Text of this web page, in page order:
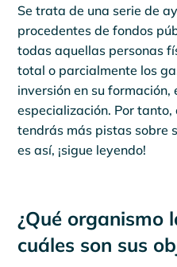
Se trata de una serie de
procedentes de fondos
todas aquellas personas
total o parcialmente los
inversión en su
especialización. Por
tendrás más pistas sobre
es así, ¡sigue leyendo!
¿Qué organismo
cuáles son sus